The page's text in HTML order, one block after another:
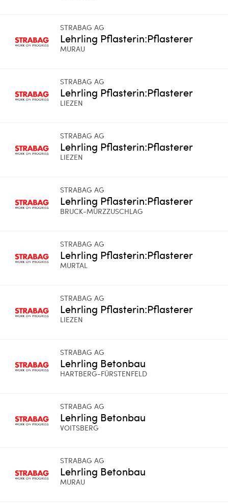
STRABAG AG
Lehrling Pflasterin:Pflasterer
MURAU
STRABAG AG
Lehrling Pflasterin:Pflasterer
LIEZEN
STRABAG AG
Lehrling Pflasterin:Pflasterer
LIEZEN
STRABAG AG
Lehrling Pflasterin:Pflasterer
BRUCK-MÜRZZUSCHLAG
STRABAG AG
Lehrling Pflasterin:Pflasterer
MURTAL
STRABAG AG
Lehrling Pflasterin:Pflasterer
LIEZEN
STRABAG AG
Lehrling Betonbau
HARTBERG-FÜRSTENFELD
STRABAG AG
Lehrling Betonbau
VOITSBERG
STRABAG AG
Lehrling Betonbau
MURAU